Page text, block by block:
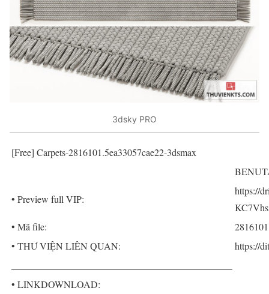
3dsky PRO
[Free] Carpets-2816101.5ea33057cae22-3dsmax
• Preview full VIP:
https://
• Mã file:
• THƯ VIỆN LIÊN QUAN:
https://
• LINKDOWNLOAD: